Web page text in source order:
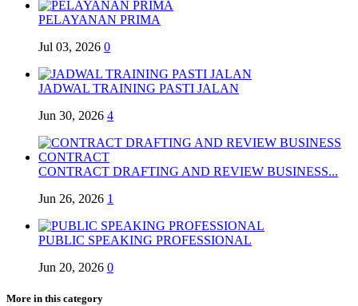
PELAYANAN PRIMA
Jul 03, 2026 0
JADWAL TRAINING PASTI JALAN
Jun 30, 2026 4
CONTRACT DRAFTING AND REVIEW BUSINESS...
Jun 26, 2026 1
PUBLIC SPEAKING PROFESSIONAL
Jun 20, 2026 0
More in this category